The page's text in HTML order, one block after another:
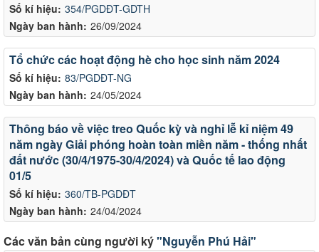
Số kí hiệu: 354/PGDĐT-GDTH
Ngày ban hành: 26/09/2024
Số kí hiệu: 83/PGDĐT-NG
Ngày ban hành: 24/05/2024
Tổ chức các hoạt động hè cho học sinh năm 2024
Số kí hiệu: 360/TB-PGDĐT
Ngày ban hành: 24/04/2024
Thông báo về việc treo Quốc kỳ và nghỉ lễ kỉ niệm 49
năm ngày Giải phóng hoàn toàn miền năm - thống nhất
đất nước (30/4/1975-30/4/2024) và Quốc tế lao động
01/5
Các văn bản cùng người ký"Nguyễn Phú Hải"